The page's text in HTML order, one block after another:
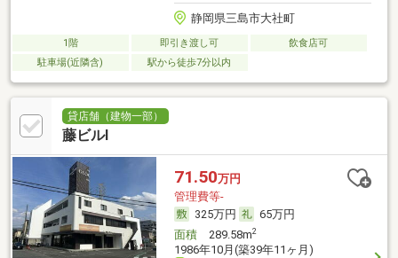
静岡県三島市大社町
1階 即引き渡し可
飲食店可
駐車場(近隣含)
駅から徒歩7分以内
貸店舗（建物一部）
藤ビルⅠ
71.50万円
管理費等-
325万円
65万円
面積289.58m2
1986年10月(築39年11ヶ月)